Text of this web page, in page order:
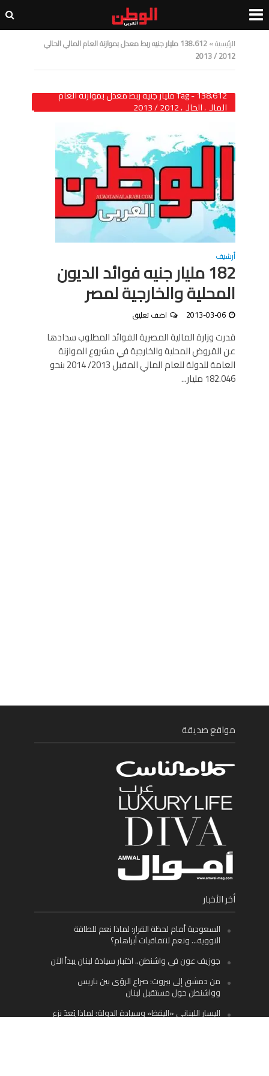
الرئيسية»
138.612 مليار جنيه ربط معدل بموازنة العام المالي الحالي
2012 / 2013
Tag - 138.612 مليار جنيه ربط معدل بموازنة العام
المالي الحالي 2012 / 2013
أرشيف
182 مليار جنيه فوائد الديون
المحلية والخارجية لمصر
2013-03-06 اضف تعليق
قدرت وزارة المالية المصرية الفوائد المطلوب سدادها
عن القروض المحلية والخارجية في مشروع الموازنة
العامة للدولة للعام المالي المقبل 2013/ 2014 بنحو
182.046 مليار...
مواقع صديقة
أخر الأخبار
السعودية أمام لحظة القرار: لماذا نعم للطاقة
النووية… ونعم لاتفاقيات أبراهام؟
جوزيف عون في واشنطن.. اختبار سيادة لبنان يبدأ الآن
من دمشق إلى بيروت: صراع الرؤى بين باريس
وواشنطن حول مستقبل لبنان
اليسار اللبناني «اليقظ» وسيادة الدولة: لماذا يُعدّ نزع